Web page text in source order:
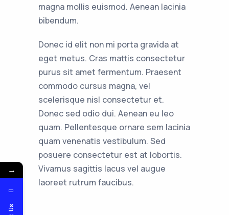
magna mollis euismod. Aenean lacinia
bibendum.
Donec id elit non mi porta gravida at
eget metus. Cras mattis consectetur
purus sit amet fermentum. Praesent
commodo cursus magna, vel
scelerisque nisl consectetur et.
Donec sed odio dui. Aenean eu leo
quam. Pellentesque ornare sem lacinia
quam venenatis vestibulum. Sed
posuere consectetur est at lobortis.
Vivamus sagittis lacus vel augue
laoreet rutrum faucibus.
→